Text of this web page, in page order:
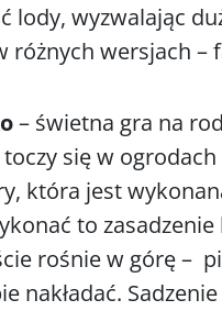
lody, wyzwalając
różnych wersjach –
– świetna gra na
się w
która jest
to
rośnie w górę –
nakładać.